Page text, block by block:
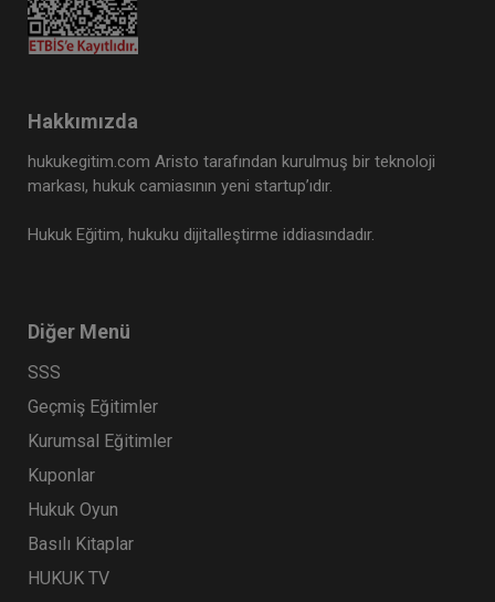
Hakkımızda
hukukegitim.com Aristo tarafından kurulmuş bir teknoloji
markası, hukuk camiasının yeni startup’ıdır.
Hukuk Eğitim, hukuku dijitalleştirme iddiasındadır.
Diğer Menü
SSS
Geçmiş Eğitimler
Kurumsal Eğitimler
Kuponlar
Hukuk Oyun
Basılı Kitaplar
HUKUK TV